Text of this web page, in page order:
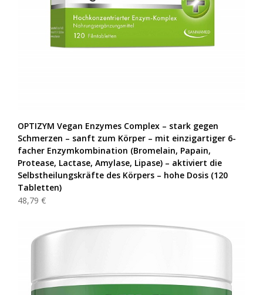
OPTIZYM Vegan Enzymes Complex – stark gegen
Schmerzen – sanft zum Körper – mit einzigartiger 6-
facher Enzymkombination (Bromelain, Papain,
Protease, Lactase, Amylase, Lipase) – aktiviert die
Selbstheilungskräfte des Körpers – hohe Dosis (120
Tabletten)
48,79 €